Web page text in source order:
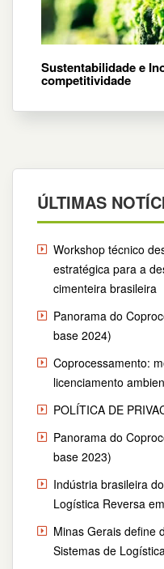
Sustentabilidade e
competitividade
ÚLTIMAS
Workshop técnico
estratégica para a
cimenteira brasileira
Panorama do
base 2024)
Coprocessamento:
licenciamento
POLÍTICA DE
Panorama do
base 2023)
Indústria brasileira
Logística Reversa
Minas Gerais define
Sistemas de